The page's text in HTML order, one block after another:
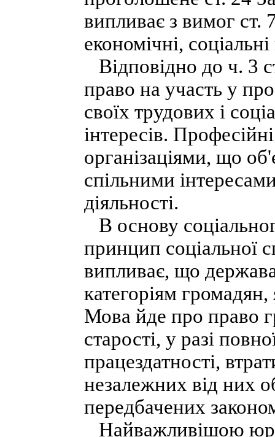
випливає з вимог
економічні,
Відповідно до ч. 3
право на участь у
своїх трудових і
інтересів.
організаціями, що
спільними
діяльності.
В основу
принцип соціальної
випливає, що
категоріям
Мова йде про право
старості, у разі
працездатності,
незалежних від них
передбачених
Найважливішою